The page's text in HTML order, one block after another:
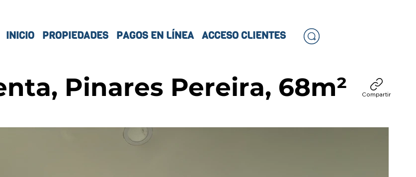
INICIO PROPIEDADES PAGOS EN LÍNEA ACCESO CLIENTES
Pinares Pereira, 68m² Compartir